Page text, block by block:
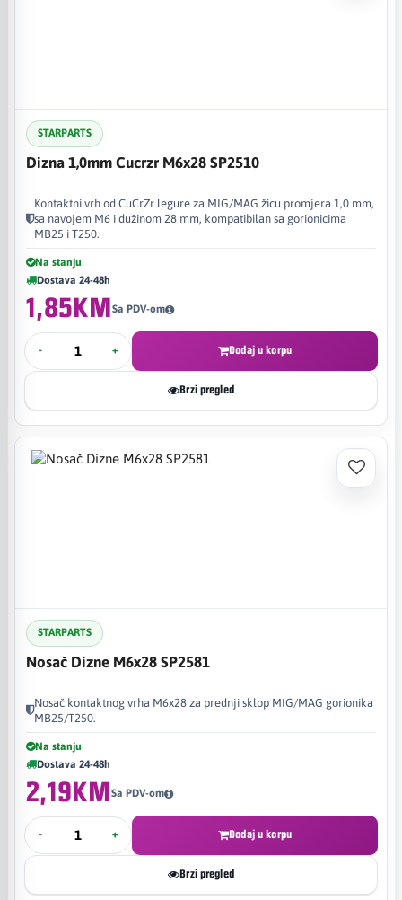
STARPARTS
Dizna 1,0mm Cucrzr M6x28 SP2510
Kontaktni vrh od CuCrZr legure za MIG/MAG žicu promjera 1,0 mm,
sa navojem M6 i dužinom 28 mm, kompatibilan sa gorionicima
MB25 i T250.
Na stanju
Dostava 24-48h
1,85KMSa PDV-om
- + Dodaj u korpu
Brzi pregled
STARPARTS
Nosač Dizne M6x28 SP2581
Nosač kontaktnog vrha M6x28 za prednji sklop MIG/MAG gorionika
MB25/T250.
Na stanju
Dostava 24-48h
2,19KMSa PDV-om
- + Dodaj u korpu
Brzi pregled